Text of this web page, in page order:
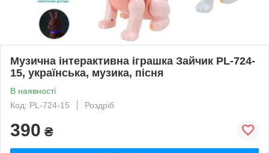
Музична інтерактивна іграшка Зайчик PL-724-
15, українська, музика, пісня
В наявності
Код: PL-724-15
Роздріб
390 ₴